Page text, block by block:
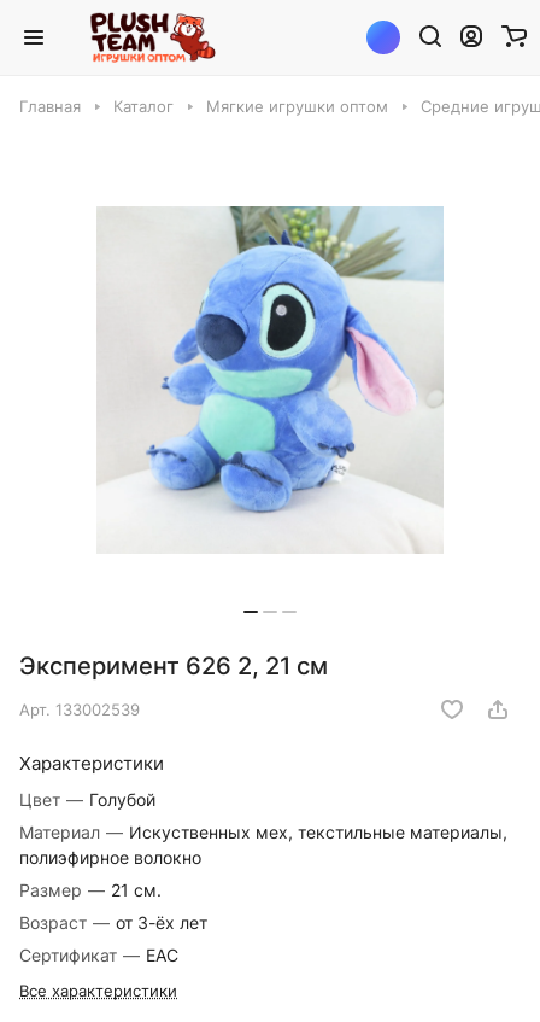
Главная Каталог Мягкие игрушки оптом Средние
Эксперимент 626 2, 21 см
Арт. 133002539
Характеристики
Цвет — Голубой
Материал — Искуственных мех, текстильные материалы,
полиэфирное волокно
Размер — 21 см.
Возраст — от 3-ёх лет
Сертификат — EAC
Все характеристики